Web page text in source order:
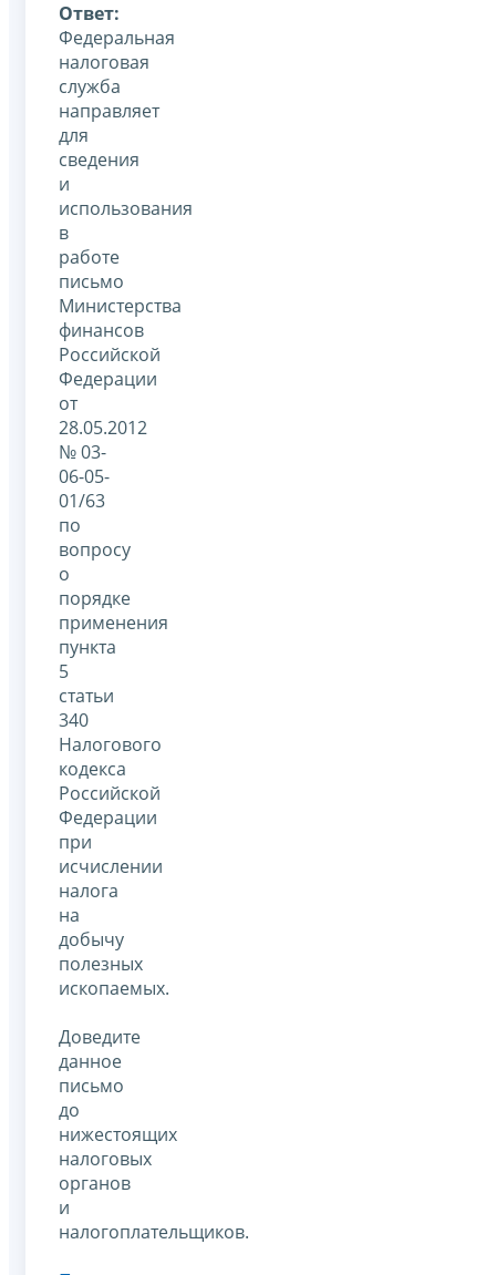
Ответ:
Федеральная
налоговая
служба
направляет
для
сведения
и
использования
в
работе
письмо
Министерства
финансов
Российской
Федерации
от
28.05.2012
№ 03-
06-05-
01/63
по
вопросу
о
порядке
применения
пункта
5
статьи
340
Налогового
кодекса
Российской
Федерации
при
исчислении
налога
на
добычу
полезных
ископаемых.
Доведите
данное
письмо
до
нижестоящих
налоговых
органов
и
налогоплательщиков.